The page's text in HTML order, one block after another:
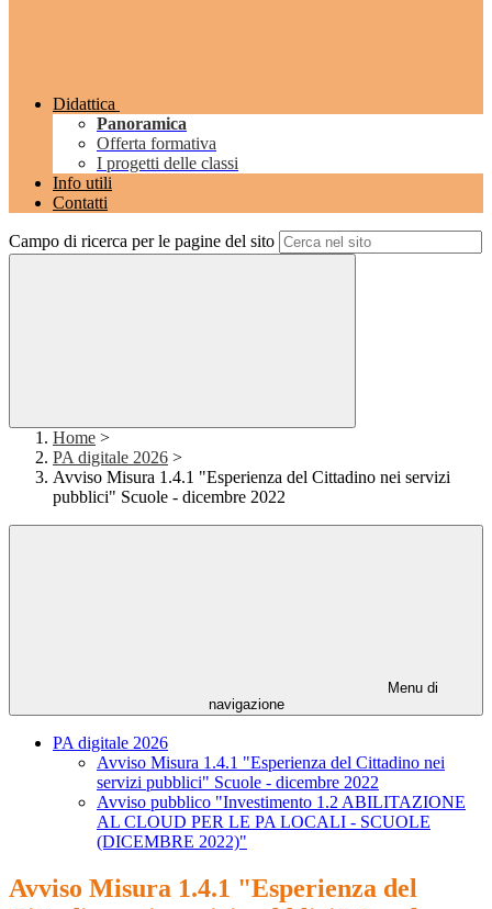
Didattica
Panoramica
Offerta formativa
I progetti delle classi
Info utili
Contatti
Campo di ricerca per le pagine del sito
Home >
PA digitale 2026 >
Avviso Misura 1.4.1 "Esperienza del Cittadino nei servizi
pubblici" Scuole - dicembre 2022
Menu di
navigazione
PA digitale 2026
Avviso Misura 1.4.1 "Esperienza del Cittadino nei
servizi pubblici" Scuole - dicembre 2022
Avviso pubblico "Investimento 1.2 ABILITAZIONE
AL CLOUD PER LE PA LOCALI - SCUOLE
(DICEMBRE 2022)"
Avviso Misura 1.4.1 "Esperienza del